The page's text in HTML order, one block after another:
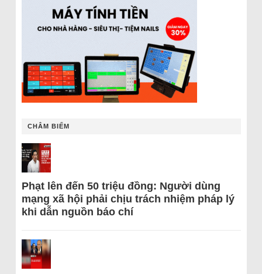
CHÂM BIẾM
Phạt lên đến 50 triệu đồng: Người dùng
mạng xã hội phải chịu trách nhiệm pháp lý
khi dẫn nguồn báo chí